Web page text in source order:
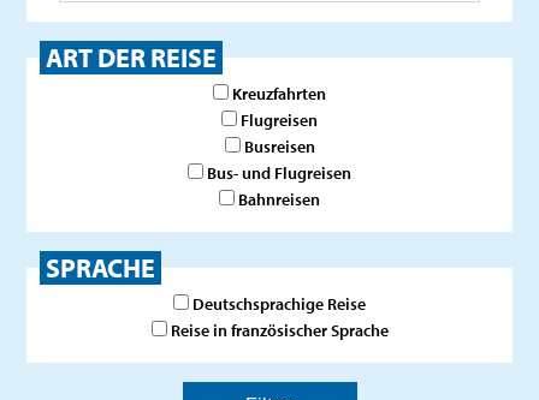
ART DER REISE
Kreuzfahrten
Flugreisen
Busreisen
Bus- und Flugreisen
Bahnreisen
SPRACHE
Deutschsprachige Reise
Reise in französischer Sprache